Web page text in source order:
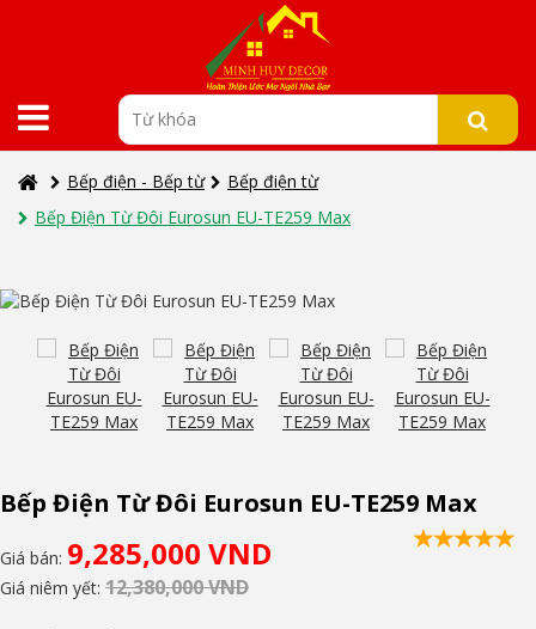
Bếp điện - Bếp từ
Bếp điện từ
Bếp Điện Từ Đôi Eurosun EU-TE259 Max
Bếp Điện Từ Đôi Eurosun EU-TE259 Max
Giá bán: 9,285,000 VND
Giá niêm yết: 12,380,000 VND